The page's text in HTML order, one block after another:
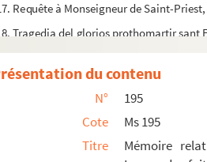
Requête à Monseigneur de Saint-
Tragedia del glorios prothomartir sant
219. L'adoration des roys mages,
Songe de M. de Tencin, archevêque
La fête, avec les statuts, de l'ordre de
Lettre pastorale de monseigneur
du contenu
N°
195
Cote
Ms 195
Titre
Mémoire